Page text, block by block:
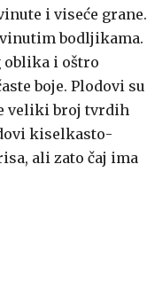
i viseće grane.
bodljikama.
oblika i oštro
boje. Plodovi su
veliki broj tvrdih
kiselkasto-
ali zato čaj ima